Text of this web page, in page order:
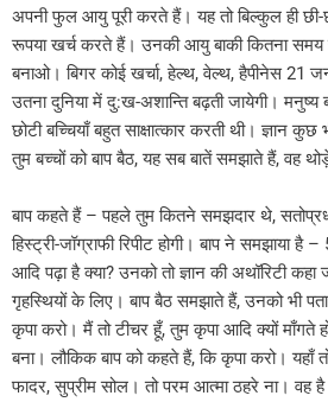
अपनी फुल आयु पूरी करते हैं। यह तो बिल्कुल ही छी-
रूपया खर्च करते हैं। उनकी आयु बाकी कितना समय
बनाओ। बिगर कोई खर्चा, हेल्थ, वेल्थ, हैपीनेस 21
उतना दुनिया में दु:ख-अशान्ति बढ़ती जायेगी। मनुष्य
छोटी बच्चियाँ बहुत साक्षात्कार करती थी। ज्ञान
तुम बच्चों को बाप बैठ, यह सब बातें समझाते हैं, वह
बाप कहते हैं – पहले तुम कितने समझदार थे,
हिस्ट्री-जॉग्राफी रिपीट होगी। बाप ने समझाया
आदि पढ़ा है क्या? उनको तो ज्ञान की अथॉरिटी
गृहस्थियों के लिए। बाप बैठ समझाते हैं, उनको भी
कृपा करो। मैं तो टीचर हूँ, तुम कृपा आदि क्यों
बना। लौकिक बाप को कहते हैं, कि कृपा करो। यहाँ
फादर, सुप्रीम सोल। तो परम आत्मा ठहरे ना। वह